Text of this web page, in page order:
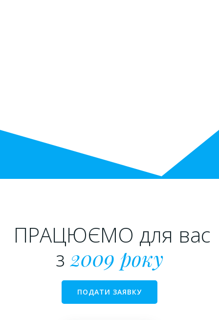
ПРАЦЮЄМО для вас
з2009 року
ПОДАТИ ЗАЯВКУ